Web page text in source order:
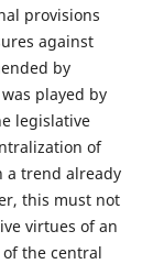
provisions
against
by
played by
legislative
of
a trend already
this must not
virtues of an
the central